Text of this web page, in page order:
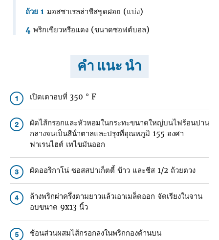
ถ้วย 1 มอสซาเรลล่าชีสขูดฝอย (แบ่ง)
4 พริกเขียวหรือแดง (ขนาดซอฟต์บอล)
คำ แนะ นำ
1 เปิดเตาอบที่ 350 ° F
2
ผัดไส้กรอกและหัวหอมในกระทะขนาดใหญ่บนไฟร้อนปาน
กลางจนเป็นสีน้ําตาลและปรุงที่อุณหภูมิ 155 องศา
ฟาเรนไฮต์ เทไขมันออก
3 ผัดออริกาโน่ ซอสสปาเก็ตตี้ ข้าว และชีส 1/2 ถ้วยตวง
4
ล้างพริกผ่าครึ่งตามยาวแล้วเอาเมล็ดออก จัดเรียงในจาน
อบขนาด 9x13 นิ้ว
5 ช้อนส่วนผสมไส้กรอกลงในพริกกองด้านบน